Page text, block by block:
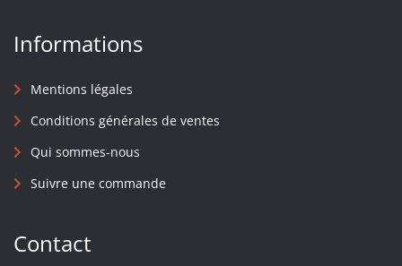
Informations
Mentions légales
Conditions générales de ventes
Qui sommes-nous
Suivre une commande
Contact